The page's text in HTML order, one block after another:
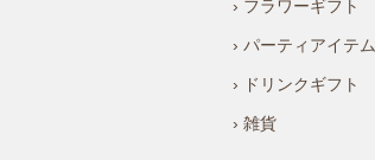
› フラワーギフト
› パーティアイテム
› ドリンクギフト
› 雑貨